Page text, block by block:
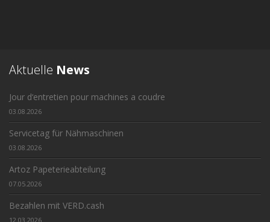
Aktuelle News
Jour d‘entretien pour machines a coudre
03.08.2026
Servicetag für Nähmaschinen
03.08.2026
Artoz Papeterieabteilung
07.05.2026
Bezahlen mit VERD.cash
12.03.2026